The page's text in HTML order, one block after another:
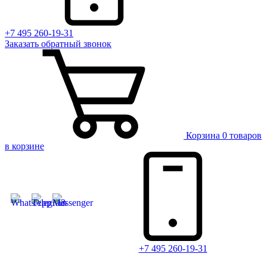
+7 495 260-19-31
Заказать обратный звонок
Корзина 0 товаров
в корзине
+7 495 260-19-31